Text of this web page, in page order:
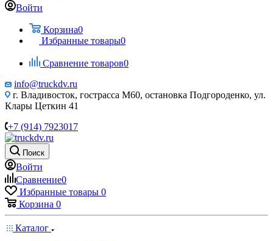
Войти
Корзина0
Избранные товары0
Сравнение товаров0
info@truckdv.ru
г. Владивосток, гострасса М60, остановка Подгороденко, ул.
Клары Цеткин 41
+7 (914) 7923017
Поиск
Войти
Сравнение0
Избранные товары 0
Корзина 0
Каталог